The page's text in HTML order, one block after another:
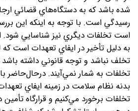
شده باشد كه به دستگاه‌هاي قضائي
رسيدگي است. با توجه به اينكه اين
است تخلفات ديگري نيز شناسايي شود.
به دلیل تأخير در ايفاي تعهدات است
تخلف نباشد و توجه قانوني داشته
تخلفات به شمار نمي‌آيند. درحال‌حاضر
بدنه نظام سلامت در زمينه ايفاي
تخلفات برخورد مي‌كنيم و قرارگاه